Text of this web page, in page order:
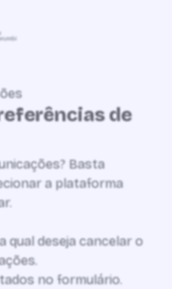
de
Basta
a plataforma
qual deseja cancelar o
no formulário.